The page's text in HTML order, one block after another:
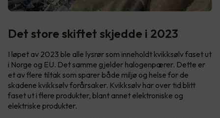
Det store skiftet skjedde i 2023
I løpet av 2023 ble alle lysrør som inneholdt kvikksølv faset ut
i Norge og EU. Det samme gjelder halogenpærer. Dette er
et av flere tiltak som sparer både miljø og helse for de
skadene kvikksølv forårsaker. Kvikksølv har over tid blitt
faset ut i flere produkter, blant annet elektroniske og
elektriske produkter.